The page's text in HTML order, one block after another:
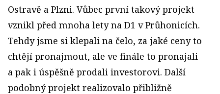
Ostravě a Plzni. Vůbec první takový projekt
vznikl před mnoha lety na D1 v Průhonicích.
Tehdy jsme si klepali na čelo, za jaké ceny to
chtějí pronajmout, ale ve finále to pronajali
a pak i úspěšně prodali investorovi. Další
podobný projekt realizovalo přibližně